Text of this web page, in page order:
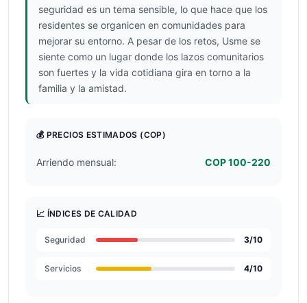
seguridad es un tema sensible, lo que hace que los
residentes se organicen en comunidades para
mejorar su entorno. A pesar de los retos, Usme se
siente como un lugar donde los lazos comunitarios
son fuertes y la vida cotidiana gira en torno a la
familia y la amistad.
💰 PRECIOS ESTIMADOS (COP)
Arriendo mensual: COP 100-220
📈 ÍNDICES DE CALIDAD
Seguridad 3/10
Servicios 4/10